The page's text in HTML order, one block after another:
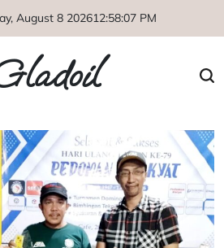
August 8 202612:58:07 PM